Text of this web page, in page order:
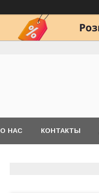
О НАС КОНТАКТЫ